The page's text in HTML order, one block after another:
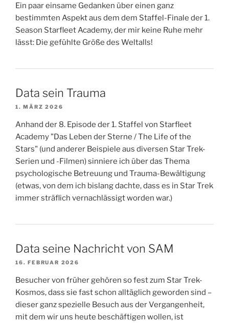
Ein paar einsame Gedanken über einen ganz
bestimmten Aspekt aus dem dem Staffel-Finale der 1.
Season Starfleet Academy, der mir keine Ruhe mehr
lässt: Die gefühlte Größe des Weltalls!
Data sein Trauma
1. MÄRZ 2026
Anhand der 8. Episode der 1. Staffel von Starfleet
Academy "Das Leben der Sterne / The Life of the
Stars" (und anderer Beispiele aus diversen Star Trek-
Serien und -Filmen) sinniere ich über das Thema
psychologische Betreuung und Trauma-Bewältigung
(etwas, von dem ich bislang dachte, dass es in Star Trek
immer sträflich vernachlässigt worden war.)
Data seine Nachricht von SAM
16. FEBRUAR 2026
Besucher von früher gehören so fest zum Star Trek-
Kosmos, dass sie fast schon alltäglich geworden sind –
dieser ganz spezielle Besuch aus der Vergangenheit,
mit dem wir uns heute beschäftigen wollen, ist